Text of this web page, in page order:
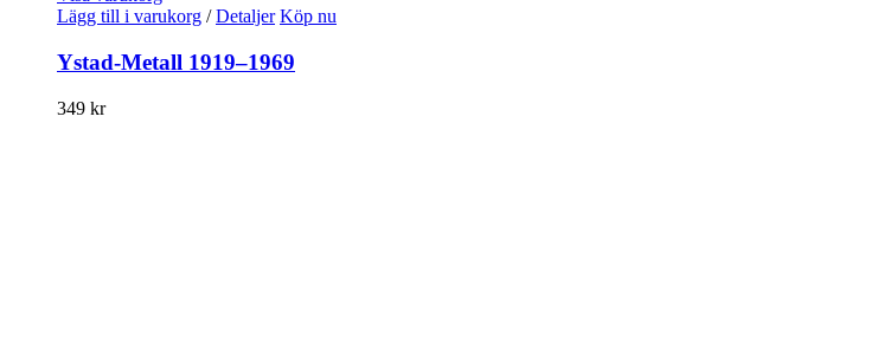
Lägg till i varukorg / Detaljer Köp nu
Ystad-Metall 1919–1969
349 kr